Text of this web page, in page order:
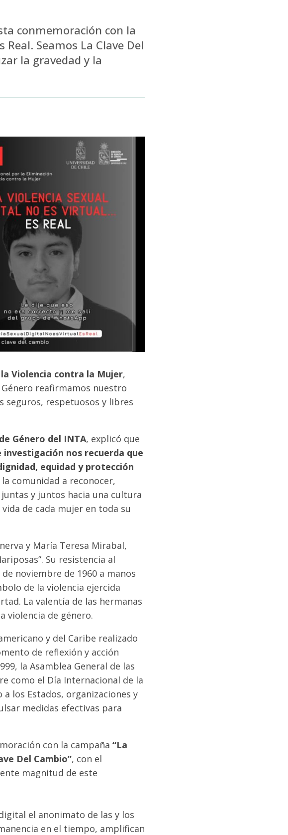
conmemoración con la
Seamos La Clave Del
la gravedad y la
Violencia contra la Mujer,
reafirmamos nuestro
seguros, respetuosos y libres
Género del INTA, explicó que
nos recuerda que
equidad y protección
comunidad a reconocer,
y juntos hacia una cultura
de cada mujer en toda su
y María Teresa Mirabal,
Su resistencia al
noviembre de 1960 a manos
de la violencia ejercida
La valentía de las hermanas
violencia de género.
y del Caribe realizado
de reflexión y acción
la Asamblea General de las
como el Día Internacional de la
los Estados, organizaciones y
medidas efectivas para
con la campaña “La
Del Cambio”, con el
magnitud de este
el anonimato de las y los
en el tiempo, amplifican